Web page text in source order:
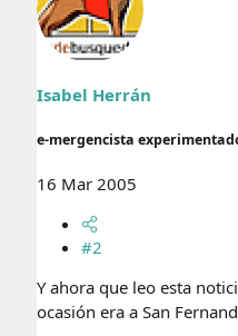
Isabel Herrán
e-mergencista
16 Mar 2005
#2
Y ahora que leo esta
ocasión era a San